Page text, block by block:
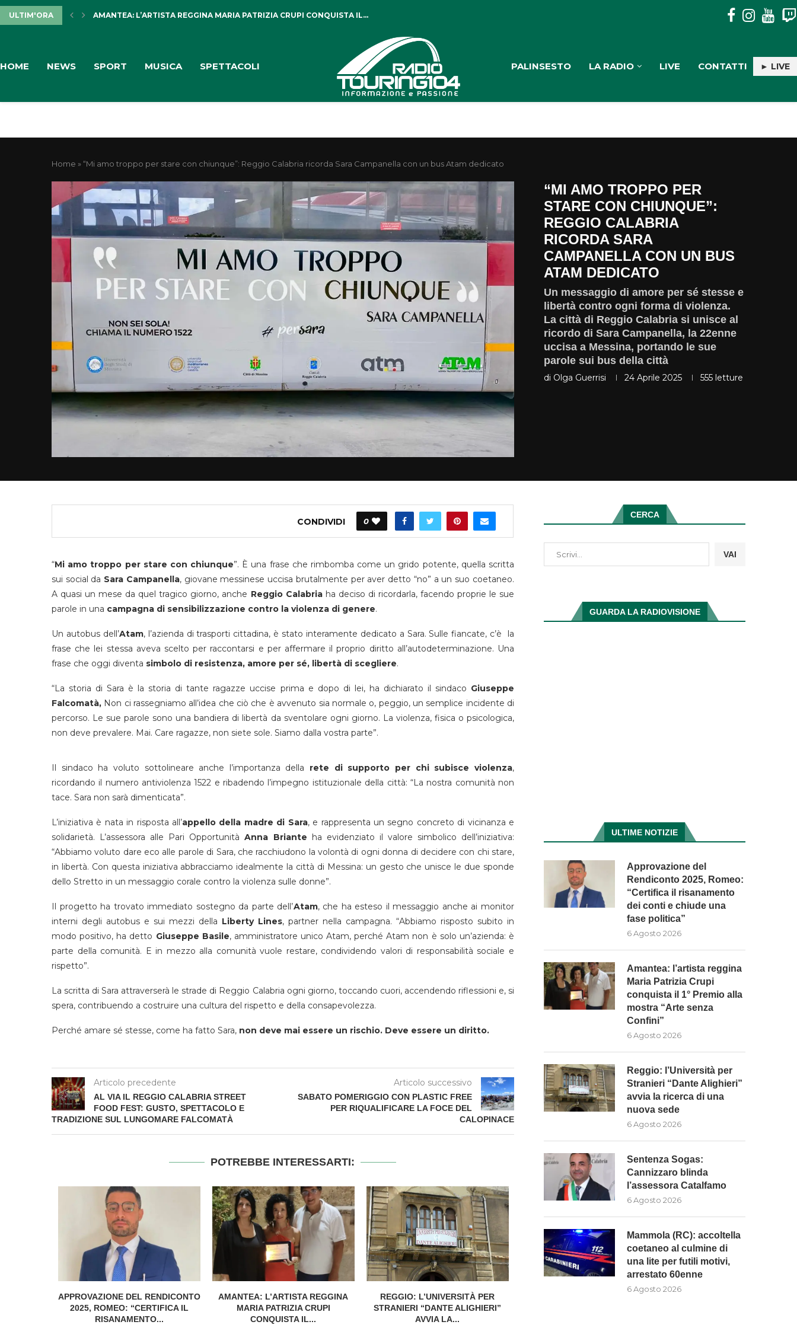
ULTIM'ORA AMANTEA: L’ARTISTA REGGINA MARIA PATRIZIA CRUPI CONQUISTA IL... REGGIO: L’UNIVERSITÀ PER STRANIERI “DANTE ALIGHIERI”
HOME NEWS SPORT MUSICA SPETTACOLI PALINSESTO LA RADIO LIVE CONTATTI ► LIVE
Home »“Mi amo troppo per stare con chiunque”: Reggio Calabria ricorda Sara Campanella con un bus Atam dedicato
“MI AMO TROPPO PER
STARE CON CHIUNQUE”:
REGGIO CALABRIA
RICORDA SARA
CAMPANELLA CON UN BUS
ATAM DEDICATO
Un messaggio di amore per sé stesse e
libertà contro ogni forma di violenza.
La città di Reggio Calabria si unisce al
ricordo di Sara Campanella, la 22enne
uccisa a Messina, portando le sue
parole sui bus della città
di Olga Guerrisi 24 Aprile 2025 555 letture
CONDIVIDI 0
“Mi amo troppo per stare con chiunque”. È una frase che rimbomba come un grido potente, quella scritta
sui social da Sara Campanella, giovane messinese uccisa brutalmente per aver detto “no” a un suo coetaneo.
A quasi un mese da quel tragico giorno, anche Reggio Calabriaha deciso di ricordarla, facendo proprie le sue
parole in una campagna di sensibilizzazione contro la violenza di genere.
Un autobus dell’Atam, l’azienda di trasporti cittadina, è stato interamente dedicato a Sara. Sulle fiancate, c’è la
frase che lei stessa aveva scelto per raccontarsi e per affermare il proprio diritto all’autodeterminazione. Una
frase che oggi diventa simbolo di resistenza, amore per sé, libertà di scegliere.
“La storia di Sara è la storia di tante ragazze uccise prima e dopo di lei, ha dichiarato il sindaco Giuseppe
Falcomatà, Non ci rassegniamo all’idea che ciò che è avvenuto sia normale o, peggio, un semplice incidente di
percorso. Le sue parole sono una bandiera di libertà da sventolare ogni giorno. La violenza, fisica o psicologica,
non deve prevalere. Mai. Care ragazze, non siete sole. Siamo dalla vostra parte”.
Il sindaco ha voluto sottolineare anche l’importanza della rete di supporto per chi subisce violenza,
ricordando il numero antiviolenza 1522 e ribadendo l’impegno istituzionale della città: “La nostra comunità non
tace. Sara non sarà dimenticata”.
L’iniziativa è nata in risposta all’appello della madre di Sara, e rappresenta un segno concreto di vicinanza e
solidarietà. L’assessora alle Pari OpportunitàAnna Briante ha evidenziato il valore simbolico dell’iniziativa:
“Abbiamo voluto dare eco alle parole di Sara, che racchiudono la volontà di ogni donna di decidere con chi stare,
in libertà. Con questa iniziativa abbracciamo idealmente la città di Messina: un gesto che unisce le due sponde
dello Stretto in un messaggio corale contro la violenza sulle donne”.
Il progetto ha trovato immediato sostegno da parte dell’Atam, che ha esteso il messaggio anche ai monitor
interni degli autobus e sui mezzi della Liberty Lines, partner nella campagna. “Abbiamo risposto subito in
modo positivo, ha detto Giuseppe Basile, amministratore unico Atam, perché Atam non è solo un’azienda: è
parte della comunità. E in mezzo alla comunità vuole restare, condividendo valori di responsabilità sociale e
rispetto”.
La scritta di Sara attraverserà le strade di Reggio Calabria ogni giorno, toccando cuori, accendendo riflessioni e, si
spera, contribuendo a costruire una cultura del rispetto e della consapevolezza.
Perché amare sé stesse, come ha fatto Sara, non deve mai essere un rischio. Deve essere un diritto.
Articolo precedente
AL VIA IL REGGIO CALABRIA STREET
FOOD FEST: GUSTO, SPETTACOLO E
TRADIZIONE SUL LUNGOMARE FALCOMATÀ
Articolo successivo
SABATO POMERIGGIO CON PLASTIC FREE
PER RIQUALIFICARE LA FOCE DEL
CALOPINACE
POTREBBE INTERESSARTI:
APPROVAZIONE DEL RENDICONTO
2025, ROMEO: “CERTIFICA IL
RISANAMENTO...
AMANTEA: L’ARTISTA REGGINA
MARIA PATRIZIA CRUPI
CONQUISTA IL...
REGGIO: L’UNIVERSITÀ PER
STRANIERI “DANTE ALIGHIERI”
AVVIA LA...
SENTENZA SOGAS: CANNIZZARO
CERCA
VAI
GUARDA LA RADIOVISIONE
ULTIME NOTIZIE
Approvazione del
Rendiconto 2025, Romeo:
“Certifica il risanamento
dei conti e chiude una
fase politica”
6 Agosto 2026
Amantea: l’artista reggina
Maria Patrizia Crupi
conquista il 1° Premio alla
mostra “Arte senza
Confini”
6 Agosto 2026
Reggio: l’Università per
Stranieri “Dante Alighieri”
avvia la ricerca di una
nuova sede
6 Agosto 2026
Sentenza Sogas:
Cannizzaro blinda
l’assessora Catalfamo
6 Agosto 2026
Mammola (RC): accoltella
coetaneo al culmine di
una lite per futili motivi,
arrestato 60enne
6 Agosto 2026